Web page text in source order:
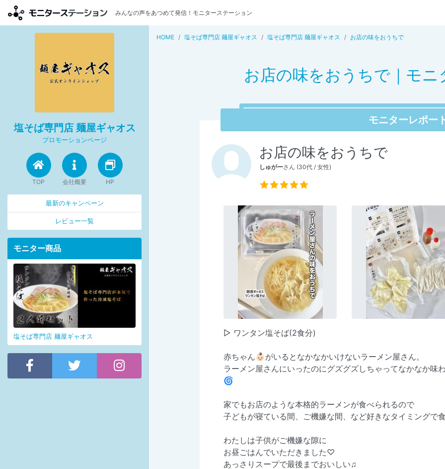
みんなの声をあつめて発信！モニターステーション
HOME 塩そば専門店 麺屋ギャオス 塩そば専門店 麺屋ギャオス お店の味をおうちで
お店の味をおうちで｜モ
モニターレポー
お店の味をおうちで
しゅがーさん (30代 / 女性)
▷ ワンタン塩そば(2食分)
赤ちゃん👶🏻がいるとなかなかいけないラーメン屋さん。
ラーメン屋さんにいったのにグズグズしちゃってなかなか味
🌀
家でもお店のような本格的ラーメンが食べられるので
子どもが寝ている間、ご機嫌な間、など好きなタイミングで
わたしは子供がご機嫌な隙に
お昼ごはんでいただきました♡
あっさりスープで最後までおいしい♫
塩そば専門店 麺屋ギャオス
プロモーションページ
TOP 会社概要 HP
最新のキャンペーン
レビュー一覧
モニター商品
塩そば専門店 麺屋ギャオス